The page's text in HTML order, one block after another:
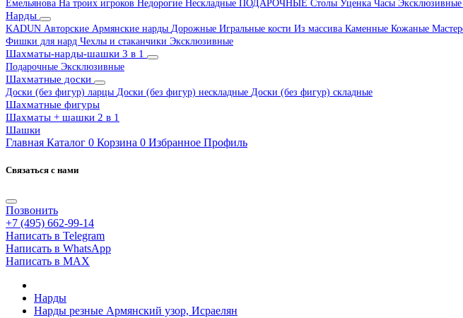
Емельянова На троих игроков Недорогие Нескладные ПОДАРОЧНЫЕ Столы Уценка Часы Эксклюзивные
Нарды
KADUN Авторские Армянские нарды Дорожные Игральные кости Из массива Каменные Кожаные
Фишки для нард Чехлы и стаканчики Эксклюзивные
Шахматы-нарды-шашки 3 в 1
Подарочные Эксклюзивные
Шахматные доски
Доски (без фигур) ларцы Доски (без фигур) нескладные Доски (без фигур) складные
Шахматные фигуры
Шахматы + шашки 2 в 1
Шашки
Главная Каталог 0 Корзина 0 Избранное Профиль
Связаться с нами
Позвонить
+7 (495) 662-99-14
Написать в Telegram
Написать в WhatsApp
Написать в MAX
Нарды
Нарды резные Армянский узор, Исраелян